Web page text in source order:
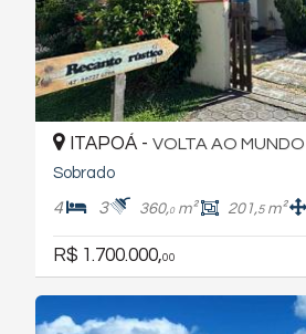
ITAPOÁ - VOLTA AO MUNDO
Sobrado
4 3 360,0m² 201,5m²
R$ 1.700.000,00